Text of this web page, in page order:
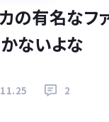
の有名なフ
ないよな
2